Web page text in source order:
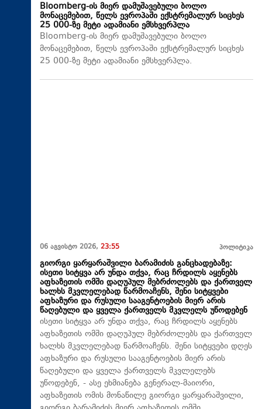
Bloomberg-ის მიერ დამუშავებული ბოლო
მონაცემებით, წელს ევროპაში ექსტრემალურ სიცხეს
25 000-ზე მეტი ადამიანი ემსხვერპლა
Bloomberg-ის მიერ დამუშავებული ბოლო
მონაცემებით, წელს ევროპაში ექსტრემალურ სიცხეს
25 000-ზე მეტი ადამიანი ემსხვერპლა.
06 აგვისტო 2026, 23:55 პოლიტიკა
გიორგი ყარყარაშვილი ბარამიძის განცხადებაზე:
ისეთი სიტყვა არ უნდა თქვა, რაც ჩრდილს აყენებს
აფხაზეთის ომში დაღუპულ მებრძოლებს და ქართველ
ხალხს მკვლელებად წარმოაჩენს, შენი სიტყვები
აფხაზური და რუსული სააგენტოების მიერ არის
წაღებული და ყველა ქართველს მკვლელს უწოდებენ
ისეთი სიტყვა არ უნდა თქვა, რაც ჩრდილს აყენებს
აფხაზეთის ომში დაღუპულ მებრძოლებს და ქართველ
ხალხს მკვლელებად წარმოაჩენს. შენი სიტყვები დღეს
აფხაზური და რუსული სააგენტოების მიერ არის
წაღებული და ყველა ქართველს მკვლელებს
უწოდებენ, - ასე ეხმიანება გენერალ-მაიორი,
აფხაზეთის ომის მონაწილე გიორგი ყარყარაშვილი,